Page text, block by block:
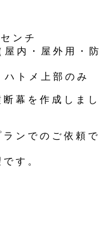
ンチ
屋内・屋外用・防
ハトメ上部のみ
幕を作成しまし
ンでのご依頼で
す。